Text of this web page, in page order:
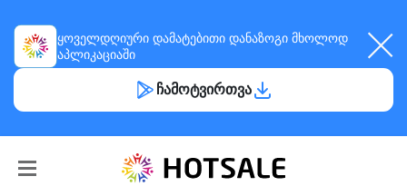
ყოველდღიური დამატებითი დანაზოგი მხოლოდ
აპლიკაციაში
ჩამოტვირთვა